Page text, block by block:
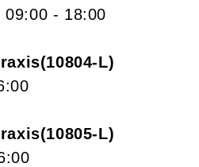
09:00 - 18:00
10804-L
10805-L